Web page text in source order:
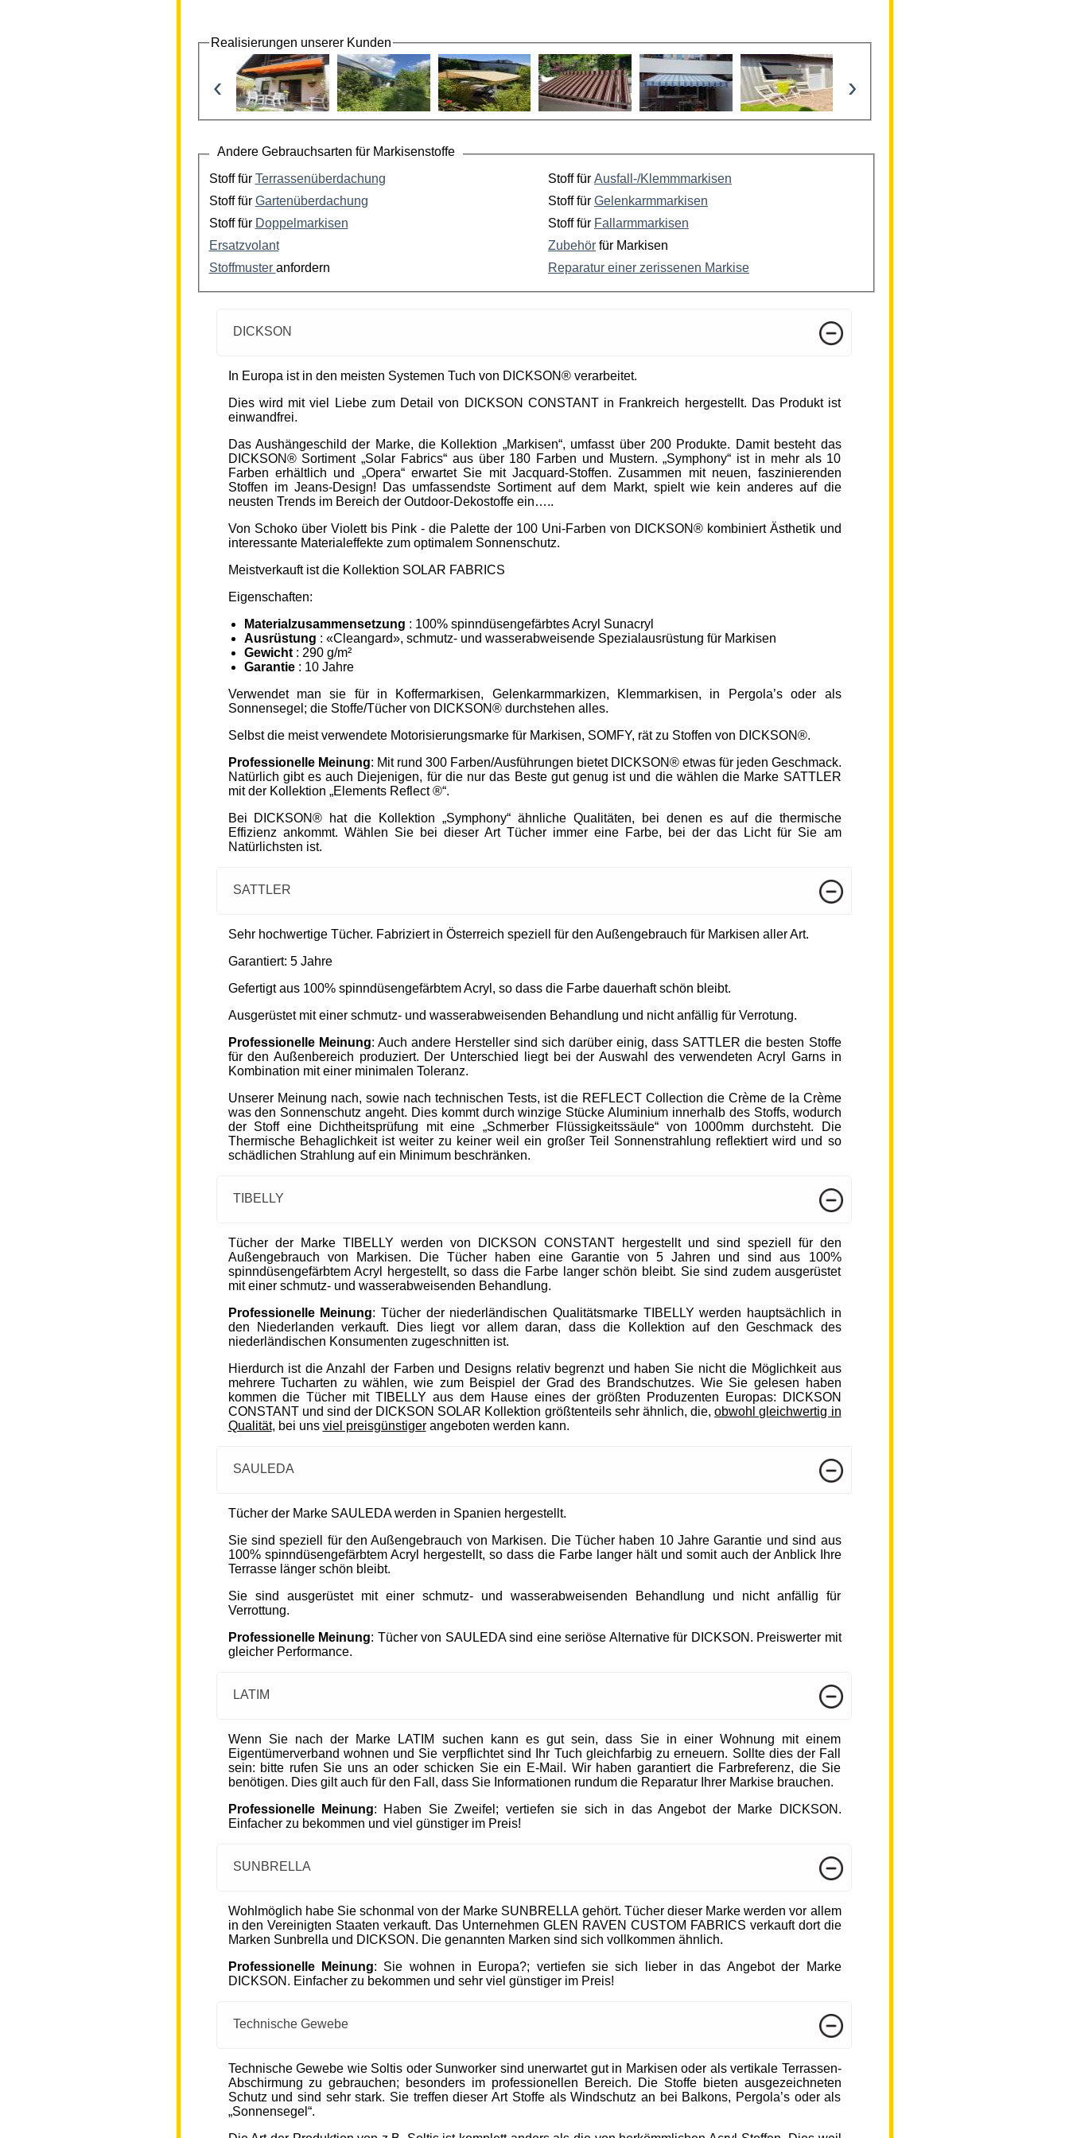
Realisierungen unserer Kunden
‹ ›
Andere Gebrauchsarten für Markisenstoffe
Stoff für Terrassenüberdachung Stoff für Ausfall-/Klemmmarkisen
Stoff für Gartenüberdachung Stoff für Gelenkarmmarkisen
Stoff für Doppelmarkisen Stoff für Fallarmmarkisen
Ersatzvolant
Zubehör für Markisen
Stoffmuster anfordern Reparatur einer zerissenen Markise
DICKSON
In Europa ist in den meisten Systemen Tuch von DICKSON® verarbeitet.
Dies wird mit viel Liebe zum Detail von DICKSON CONSTANT in Frankreich hergestellt. Das Produkt ist
einwandfrei.
Das Aushängeschild der Marke, die Kollektion „Markisen“, umfasst über 200 Produkte. Damit besteht das
DICKSON® Sortiment „Solar Fabrics“ aus über 180 Farben und Mustern. „Symphony“ ist in mehr als 10
Farben erhältlich und „Opera“ erwartet Sie mit Jacquard-Stoffen. Zusammen mit neuen, faszinierenden
Stoffen im Jeans-Design! Das umfassendste Sortiment auf dem Markt, spielt wie kein anderes auf die
neusten Trends im Bereich der Outdoor-Dekostoffe ein…..
Von Schoko über Violett bis Pink - die Palette der 100 Uni-Farben von DICKSON® kombiniert Ästhetik und
interessante Materialeffekte zum optimalem Sonnenschutz.
Meistverkauft ist die Kollektion SOLAR FABRICS
Eigenschaften:
Materialzusammensetzung : 100% spinndüsengefärbtes Acryl Sunacryl
Ausrüstung : «Cleangard», schmutz- und wasserabweisende Spezialausrüstung für Markisen
Gewicht: 290 g/m²
Garantie: 10 Jahre
Verwendet man sie für in Koffermarkisen, Gelenkarmmarkizen, Klemmarkisen, in Pergola’s oder als
Sonnensegel; die Stoffe/Tücher von DICKSON® durchstehen alles.
Selbst die meist verwendete Motorisierungsmarke für Markisen, SOMFY, rät zu Stoffen von DICKSON®.
Professionelle Meinung: Mit rund 300 Farben/Ausführungen bietet DICKSON® etwas für jeden Geschmack.
Natürlich gibt es auch Diejenigen, für die nur das Beste gut genug ist und die wählen die Marke SATTLER
mit der Kollektion „Elements Reflect ®“.
Bei DICKSON® hat die Kollektion „Symphony“ ähnliche Qualitäten, bei denen es auf die thermische
Effizienz ankommt. Wählen Sie bei dieser Art Tücher immer eine Farbe, bei der das Licht für Sie am
Natürlichsten ist.
SATTLER
Sehr hochwertige Tücher. Fabriziert in Österreich speziell für den Außengebrauch für Markisen aller Art.
Garantiert: 5 Jahre
Gefertigt aus 100% spinndüsengefärbtem Acryl, so dass die Farbe dauerhaft schön bleibt.
Ausgerüstet mit einer schmutz- und wasserabweisenden Behandlung und nicht anfällig für Verrotung.
Professionelle Meinung: Auch andere Hersteller sind sich darüber einig, dass SATTLER die besten Stoffe
für den Außenbereich produziert. Der Unterschied liegt bei der Auswahl des verwendeten Acryl Garns in
Kombination mit einer minimalen Toleranz.
Unserer Meinung nach, sowie nach technischen Tests, ist die REFLECT Collection die Crème de la Crème
was den Sonnenschutz angeht. Dies kommt durch winzige Stücke Aluminium innerhalb des Stoffs, wodurch
der Stoff eine Dichtheitsprüfung mit eine „Schmerber Flüssigkeitssäule“ von 1000mm durchsteht. Die
Thermische Behaglichkeit ist weiter zu keiner weil ein großer Teil Sonnenstrahlung reflektiert wird und so
schädlichen Strahlung auf ein Minimum beschränken.
TIBELLY
Tücher der Marke TIBELLY werden von DICKSON CONSTANT hergestellt und sind speziell für den
Außengebrauch von Markisen. Die Tücher haben eine Garantie von 5 Jahren und sind aus 100%
spinndüsengefärbtem Acryl hergestellt, so dass die Farbe langer schön bleibt. Sie sind zudem ausgerüstet
mit einer schmutz- und wasserabweisenden Behandlung.
Professionelle Meinung: Tücher der niederländischen Qualitätsmarke TIBELLY werden hauptsächlich in
den Niederlanden verkauft. Dies liegt vor allem daran, dass die Kollektion auf den Geschmack des
niederländischen Konsumenten zugeschnitten ist.
Hierdurch ist die Anzahl der Farben und Designs relativ begrenzt und haben Sie nicht die Möglichkeit aus
mehrere Tucharten zu wählen, wie zum Beispiel der Grad des Brandschutzes. Wie Sie gelesen haben
kommen die Tücher mit TIBELLY aus dem Hause eines der größten Produzenten Europas: DICKSON
CONSTANT und sind der DICKSON SOLAR Kollektion größtenteils sehr ähnlich, die,obwohl gleichwertig in
Qualität, bei uns viel preisgünstigerangeboten werden kann.
SAULEDA
Tücher der Marke SAULEDA werden in Spanien hergestellt.
Sie sind speziell für den Außengebrauch von Markisen. Die Tücher haben 10 Jahre Garantie und sind aus
100% spinndüsengefärbtem Acryl hergestellt, so dass die Farbe langer hält und somit auch der Anblick Ihre
Terrasse länger schön bleibt.
Sie sind ausgerüstet mit einer schmutz- und wasserabweisenden Behandlung und nicht anfällig für
Verrottung.
Professionelle Meinung: Tücher von SAULEDA sind eine seriöse Alternative für DICKSON. Preiswerter mit
gleicher Performance.
LATIM
Wenn Sie nach der Marke LATIM suchen kann es gut sein, dass Sie in einer Wohnung mit einem
Eigentümerverband wohnen und Sie verpflichtet sind Ihr Tuch gleichfarbig zu erneuern. Sollte dies der Fall
sein: bitte rufen Sie uns an oder schicken Sie ein E-Mail. Wir haben garantiert die Farbreferenz, die Sie
benötigen. Dies gilt auch für den Fall, dass Sie Informationen rundum die Reparatur Ihrer Markise brauchen.
Professionelle Meinung: Haben Sie Zweifel; vertiefen sie sich in das Angebot der Marke DICKSON.
Einfacher zu bekommen und viel günstiger im Preis!
SUNBRELLA
Wohlmöglich habe Sie schonmal von der Marke SUNBRELLA gehört. Tücher dieser Marke werden vor allem
in den Vereinigten Staaten verkauft. Das Unternehmen GLEN RAVEN CUSTOM FABRICS verkauft dort die
Marken Sunbrella und DICKSON. Die genannten Marken sind sich vollkommen ähnlich.
Professionelle Meinung: Sie wohnen in Europa?; vertiefen sie sich lieber in das Angebot der Marke
DICKSON. Einfacher zu bekommen und sehr viel günstiger im Preis!
Technische Gewebe
Technische Gewebe wie Soltis oder Sunworker sind unerwartet gut in Markisen oder als vertikale Terrassen-
Abschirmung zu gebrauchen; besonders im professionellen Bereich. Die Stoffe bieten ausgezeichneten
Schutz und sind sehr stark. Sie treffen dieser Art Stoffe als Windschutz an bei Balkons, Pergola’s oder als
„Sonnensegel“.